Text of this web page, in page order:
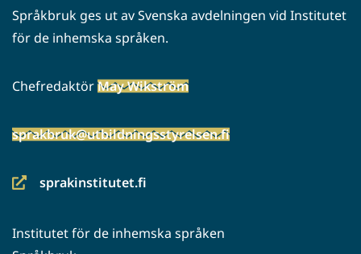
Språkbruk ges ut av Svenska avdelningen vid Institutet
för de inhemska språken.
ChefredaktörMay Wikström
sprakbruk@utbildningsstyrelsen.fi
sprakinstitutet.fi
(siirryt
palveluun)
Institutet för de inhemska språken